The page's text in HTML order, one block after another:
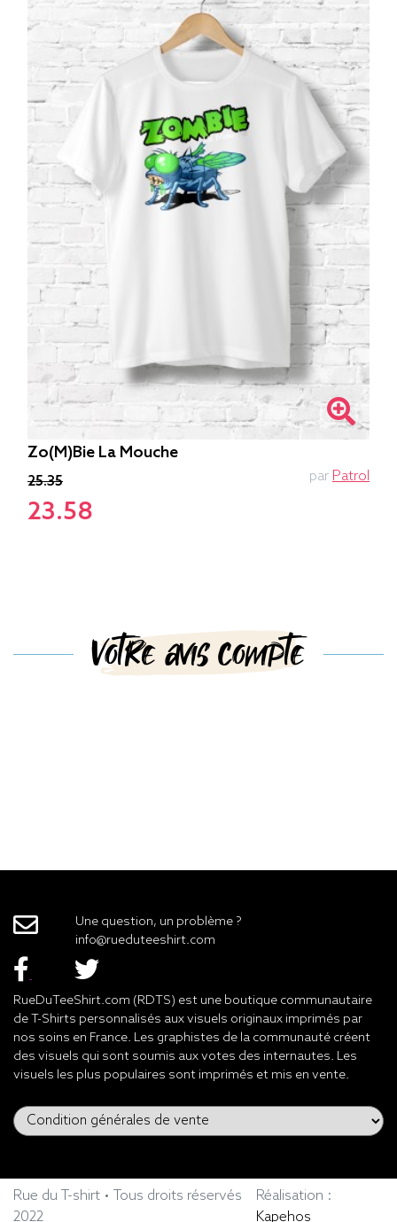
Zo(m)bie La Mouche
25.35
23.58
par Patrol
Votre avis compte
Une question, un problème ?
info@rueduteeshirt.com
RueDuTeeShirt.com (RDTS) est une boutique communautaire
de T-Shirts personnalisés aux visuels originaux imprimés par
nos soins en France. Les graphistes de la communauté créent
des visuels qui sont soumis aux votes des internautes. Les
visuels les plus populaires sont imprimés et mis en vente.
Rue du T-shirt • Tous droits réservés
2022
Réalisation :
Kapehos